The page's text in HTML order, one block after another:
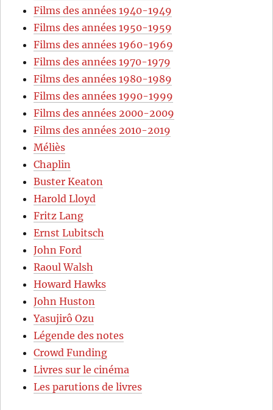
Films des années 1940-1949
Films des années 1950-1959
Films des années 1960-1969
Films des années 1970-1979
Films des années 1980-1989
Films des années 1990-1999
Films des années 2000-2009
Films des années 2010-2019
Méliès
Chaplin
Buster Keaton
Harold Lloyd
Fritz Lang
Ernst Lubitsch
John Ford
Raoul Walsh
Howard Hawks
John Huston
Yasujirô Ozu
Légende des notes
Crowd Funding
Livres sur le cinéma
Les parutions de livres